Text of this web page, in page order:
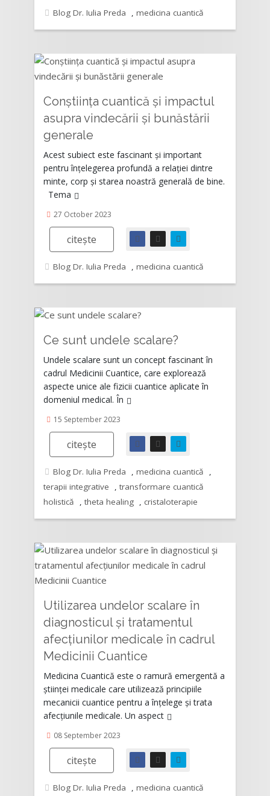
Blog Dr. Iulia Preda , medicina cuantică
Conștiința cuantică și impactul
asupra vindecării și bunăstării
generale
Acest subiect este fascinant și important
pentru înțelegerea profundă a relației dintre
minte, corp și starea noastră generală de bine.
Tema
27 October 2023
citește
Blog Dr. Iulia Preda , medicina cuantică
Rating:
Ce sunt undele scalare?
Undele scalare sunt un concept fascinant în
cadrul Medicinii Cuantice, care explorează
aspecte unice ale fizicii cuantice aplicate în
domeniul medical. În
15 September 2023
citește
Blog Dr. Iulia Preda , medicina cuantică
,
terapii integrative
, transformare cuantică
holistică
, theta healing , cristaloterapie
Rating:
Utilizarea undelor scalare în
diagnosticul și tratamentul
afecțiunilor medicale în cadrul
Medicinii Cuantice
Medicina Cuantică este o ramură emergentă a
științei medicale care utilizează principiile
mecanicii cuantice pentru a înțelege și trata
afecțiunile medicale. Un aspect
08 September 2023
citește
Blog Dr. Iulia Preda , medicina cuantică